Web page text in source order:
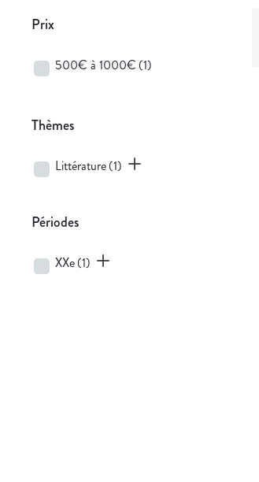
Prix
500€ à 1000€ (1)
Thèmes
Littérature(1)
Périodes
XXe(1)